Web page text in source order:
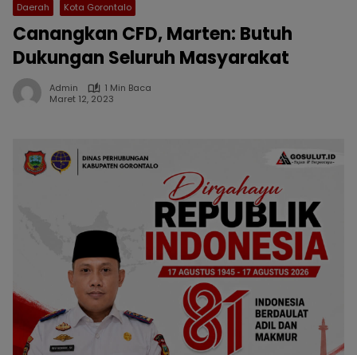
Daerah Kota Gorontalo
Canangkan CFD, Marten: Butuh
Dukungan Seluruh Masyarakat
Admin
1 Min Baca
Maret 12, 2023